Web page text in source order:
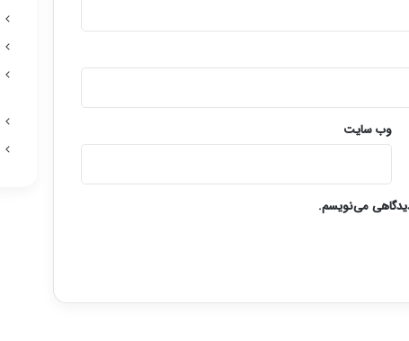
وب‌ سایت
می‌نویسم.